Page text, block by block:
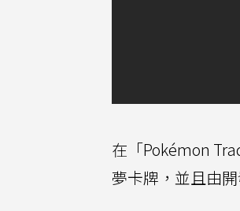
在「Pokémon
夢卡牌，並且由